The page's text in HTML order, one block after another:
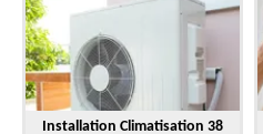
Installation Climatisation 38